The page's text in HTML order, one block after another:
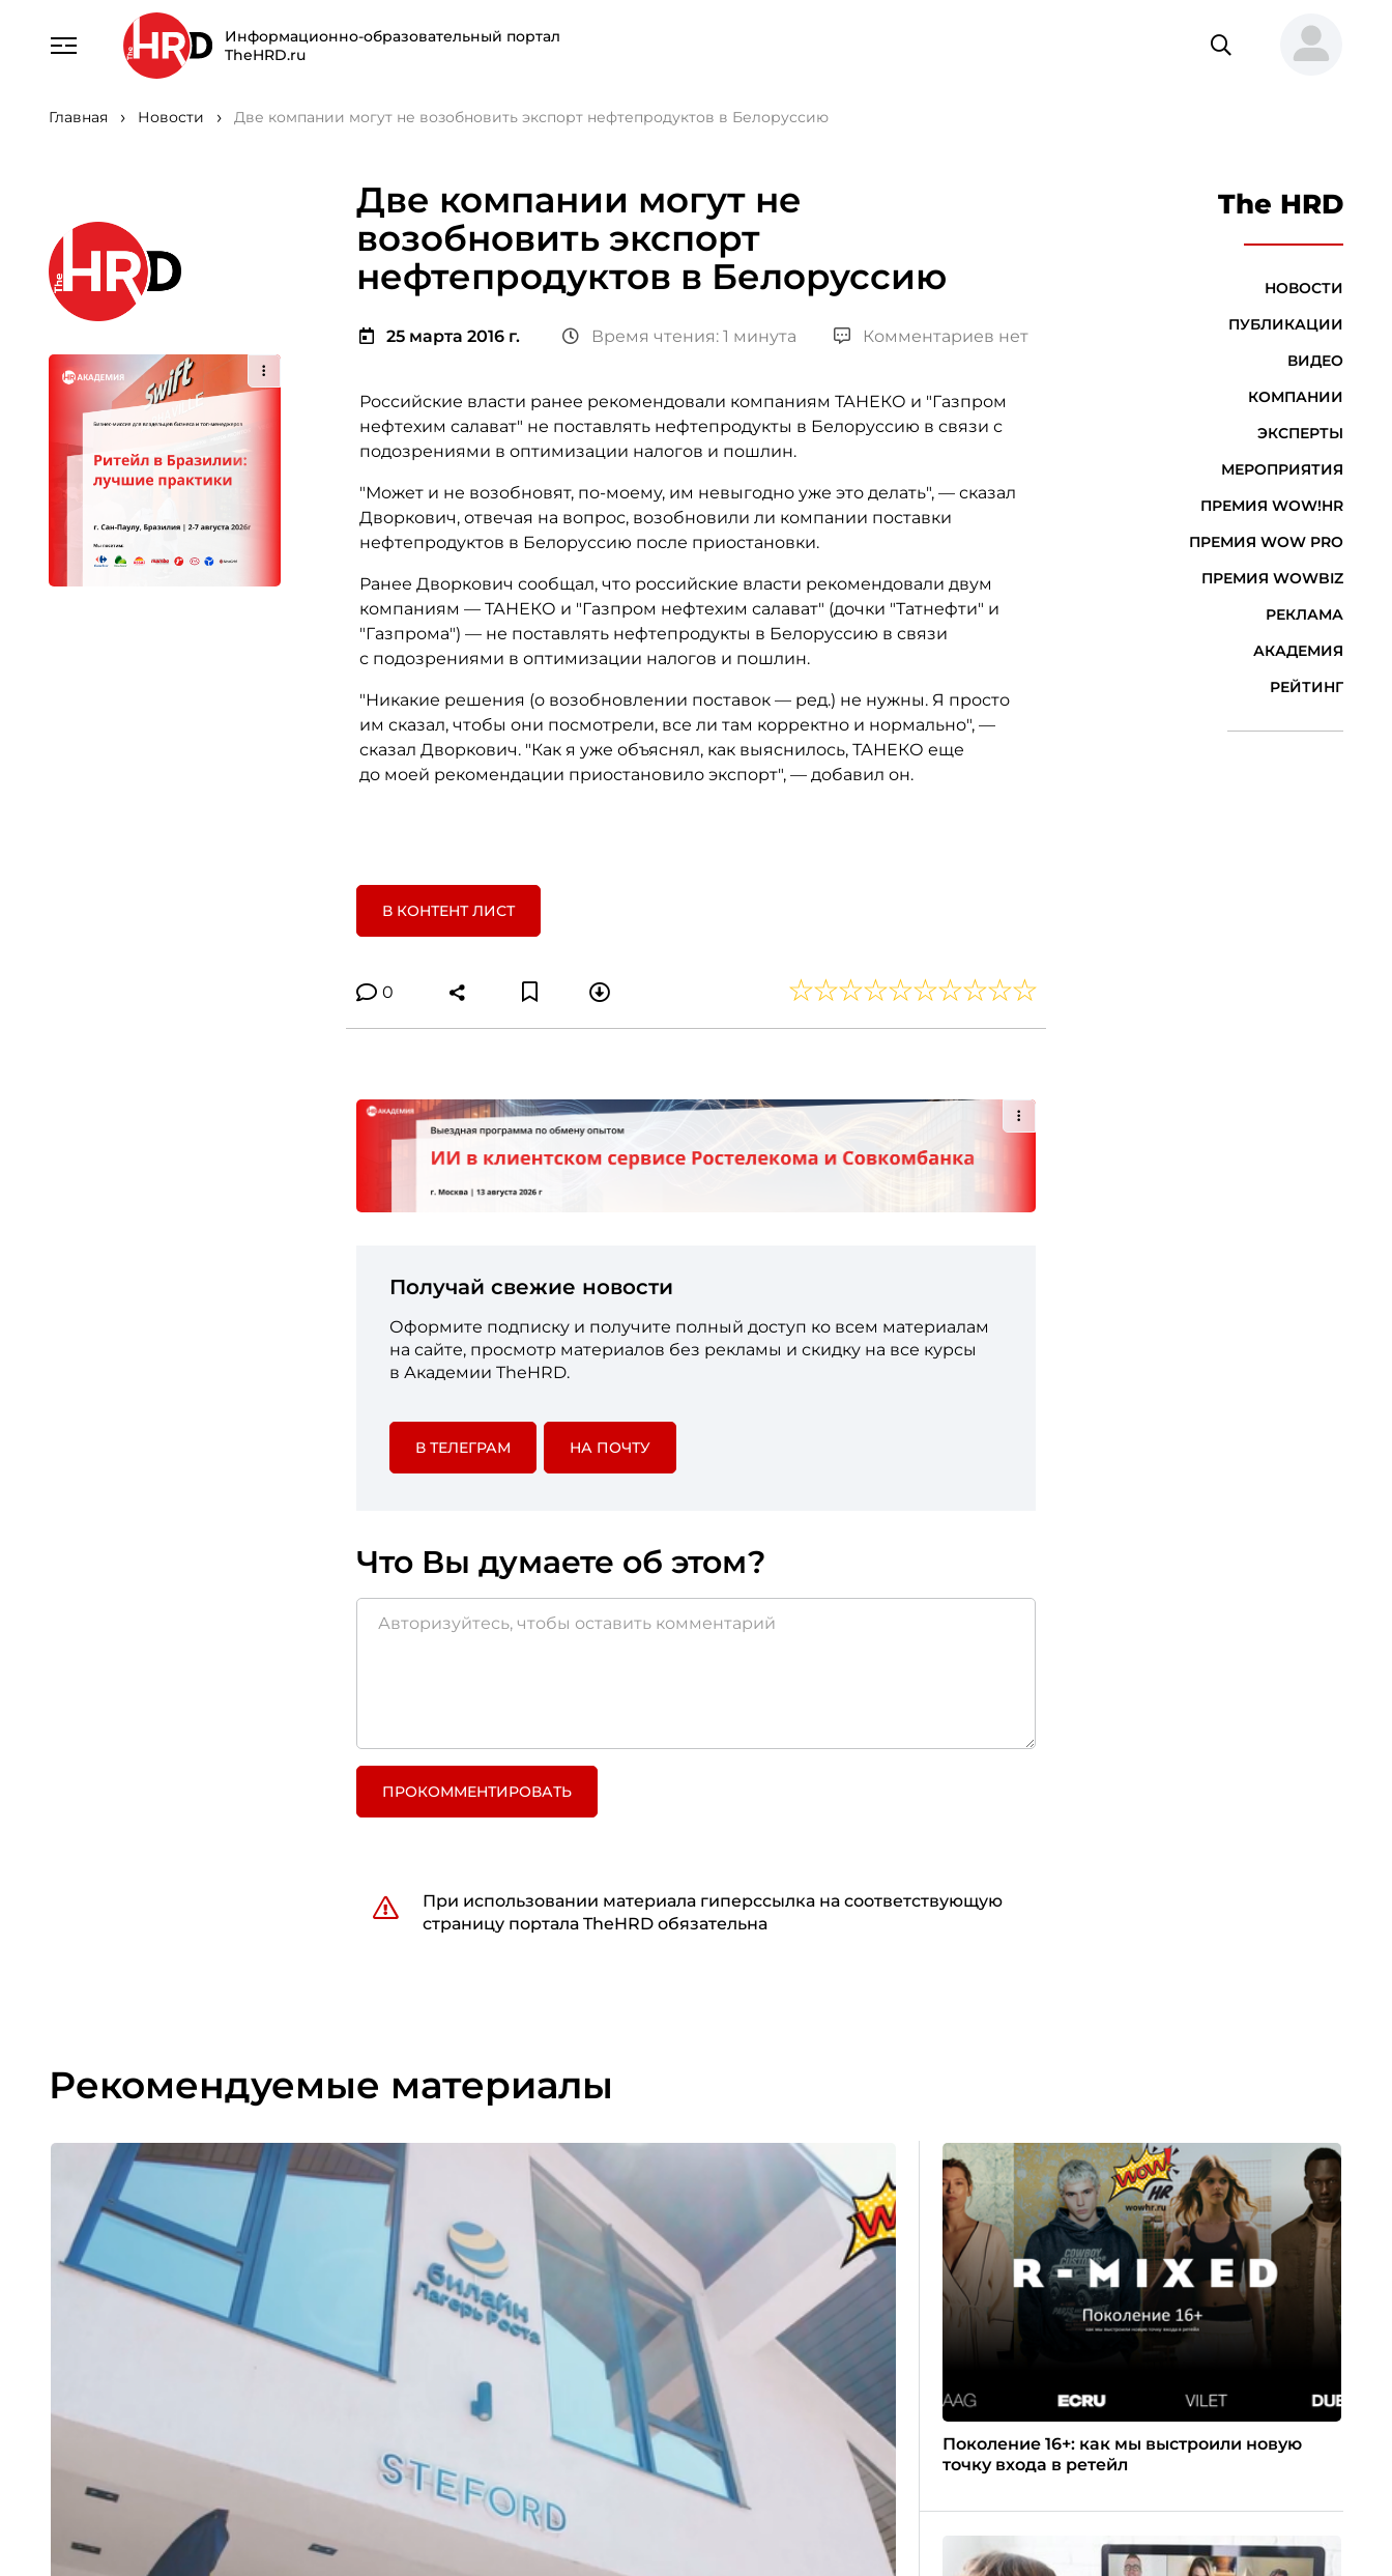
Информационно-образовательный портал
TheHRD.ru
Главная Новости Две компании могут не возобновить экспорт нефтепродуктов в Белоруссию
Две компании могут не
возобновить экспорт
нефтепродуктов в Белоруссию
25 марта 2016 г. Время чтения: 1 минута Комментариев нет
Российские власти ранее рекомендовали компаниям ТАНЕКО и "Газпром
нефтехим салават" не поставлять нефтепродукты в Белоруссию в связи с
подозрениями в оптимизации налогов и пошлин.
"Может и не возобновят, по-моему, им невыгодно уже это делать", — сказал
Дворкович, отвечая на вопрос, возобновили ли компании поставки
нефтепродуктов в Белоруссию после приостановки.
Ранее Дворкович сообщал, что российские власти рекомендовали двум
компаниям — ТАНЕКО и "Газпром нефтехим салават" (дочки "Татнефти" и
"Газпрома") — не поставлять нефтепродукты в Белоруссию в связи
с подозрениями в оптимизации налогов и пошлин.
"Никакие решения (о возобновлении поставок — ред.) не нужны. Я просто
им сказал, чтобы они посмотрели, все ли там корректно и нормально", —
сказал Дворкович. "Как я уже объяснял, как выяснилось, ТАНЕКО еще
до моей рекомендации приостановило экспорт", — добавил он.
В КОНТЕНТ ЛИСТ
0
The HRD
НОВОСТИ
ПУБЛИКАЦИИ
ВИДЕО
КОМПАНИИ
ЭКСПЕРТЫ
МЕРОПРИЯТИЯ
ПРЕМИЯ WOW!HR
ПРЕМИЯ WOW PRO
ПРЕМИЯ WOWBIZ
РЕКЛАМА
АКАДЕМИЯ
РЕЙТИНГ
Получай свежие новости
Оформите подписку и получите полный доступ ко всем материалам
на сайте, просмотр материалов без рекламы и скидку на все курсы
в Академии TheHRD.
В ТЕЛЕГРАМ НА ПОЧТУ
Что Вы думаете об этом?
ПРОКОММЕНТИРОВАТЬ
При использовании материала гиперссылка на соответствующую
страницу портала TheHRD обязательна
Рекомендуемые материалы
Поколение 16+: как мы выстроили новую
точку входа в ретейл